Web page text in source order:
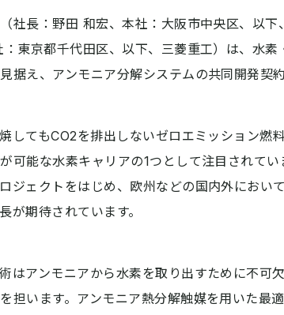
社長：野田 和宏、本社：大阪市中央区、以下
東京都千代田区、以下、三菱重工）は、水素
据え、アンモニア分解システムの共同開発契
してもCO2を排出しないゼロエミッション燃
可能な水素キャリアの1つとして注目されて
ジェクトをはじめ、欧州などの国内外におい
が期待されています。
はアンモニアから水素を取り出すために不可
担います。アンモニア熱分解触媒を用いた最